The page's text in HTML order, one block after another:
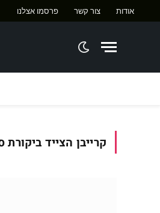
אודות צור קשר פרסמו אצלנו
קרייבן הצייד ביקורת